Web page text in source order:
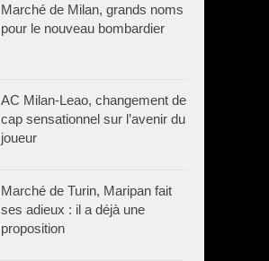
Marché de Milan, grands noms
pour le nouveau bombardier
AC Milan-Leao, changement de
cap sensationnel sur l’avenir du
joueur
Marché de Turin, Maripan fait
ses adieux : il a déjà une
proposition